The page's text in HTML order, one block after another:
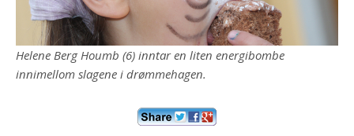
Helene Berg Houmb (6) inntar en liten energibombe
innimellom slagene i drømmehagen.